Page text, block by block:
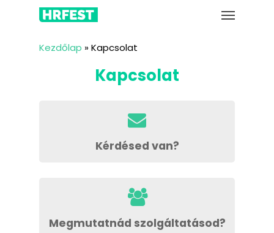
Kezdőlap »Kapcsolat
Kapcsolat
Kérdésed van?
Megmutatnád szolgáltatásod?